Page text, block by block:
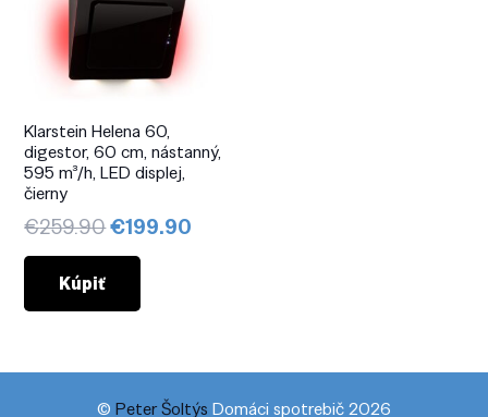
Klarstein Helena 60,
digestor, 60 cm, nástanný,
595 m³/h, LED displej,
čierny
€259.90Pôvodná
cena
€259.90.
€199.90
Kúpiť
© Peter Šoltýs Domáci spotrebič 2026